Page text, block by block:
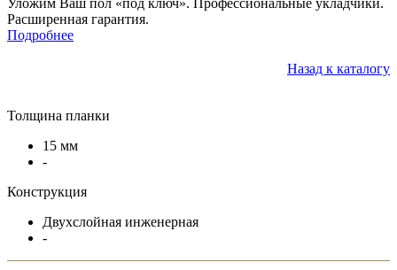
Расширенная гарантия.
Подробнее
Назад к каталогу
Толщина планки
15 мм
-
Конструкция
Двухслойная инженерная
-